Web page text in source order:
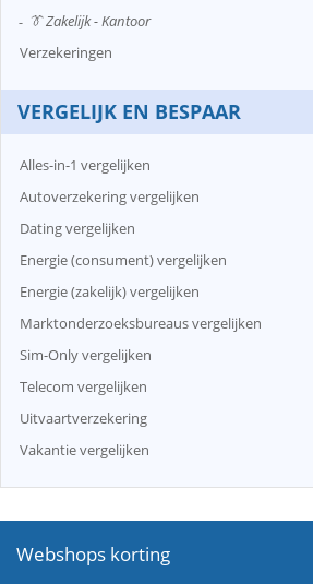
👔 Zakelijk - Kantoor
Verzekeringen
VERGELIJK EN BESPAAR
Alles-in-1 vergelijken
Autoverzekering vergelijken
Dating vergelijken
Energie (consument) vergelijken
Energie (zakelijk) vergelijken
Marktonderzoeksbureaus vergelijken
Sim-Only vergelijken
Telecom vergelijken
Uitvaartverzekering
Vakantie vergelijken
Webshops korting